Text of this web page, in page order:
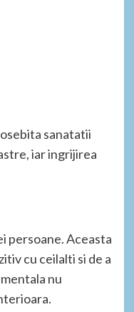
sanatatii
iar ingrijirea
persoane. Aceasta
cu ceilalti si de a
nu